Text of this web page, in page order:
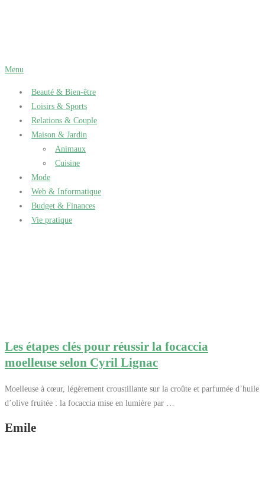
Menu
Beauté & Bien-être
Loisirs & Sports
Relations & Couple
Maison & Jardin
Animaux
Cuisine
Mode
Web & Informatique
Budget & Finances
Vie pratique
Les étapes clés pour réussir la focaccia
moelleuse selon Cyril Lignac
Moelleuse à cœur, légèrement croustillante sur la croûte et parfumée d’huile
d’olive fruitée : la focaccia mise en lumière par …
Emile